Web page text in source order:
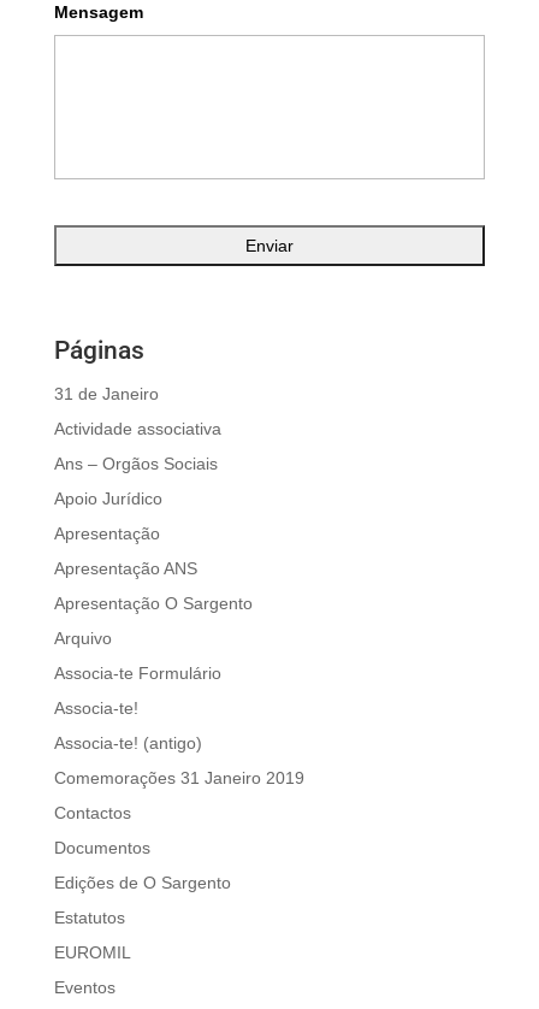
Mensagem
Páginas
31 de Janeiro
Actividade associativa
Ans – Orgãos Sociais
Apoio Jurídico
Apresentação
Apresentação ANS
Apresentação O Sargento
Arquivo
Associa-te Formulário
Associa-te!
Associa-te! (antigo)
Comemorações 31 Janeiro 2019
Contactos
Documentos
Edições de O Sargento
Estatutos
EUROMIL
Eventos